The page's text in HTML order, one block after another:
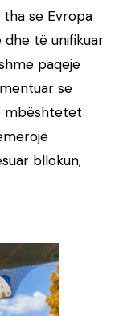
tha se Evropa
të unifikuar
paqeje
se
mbështetet
bllokun,